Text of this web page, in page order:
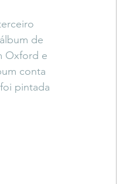
de
Oxford e
conta
pintada